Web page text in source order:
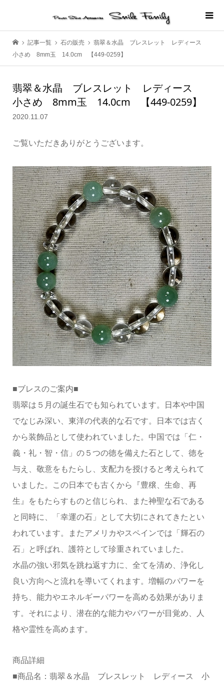
記事一覧 石の販売
翡翠＆水晶 ブレスレット レディース
小さめ 8mm玉 14.0cm 【449-0259】
翡翠＆水晶 ブレスレット レディース
小さめ 8mm玉 14.0cm 【449-0259】
2020.11.07
ご覧いただきありがとうございます。
■ブレスのご案内■
翡翠は５月の誕生石でも知られています。日本や中国
でなじみ深い、東洋の代表的な石です。日本では古く
から装飾品として使われていました。中国では「仁・
義・礼・智・信」の５つの徳を備えた石として、徳を
与え、敬意をもたらし、支配力を授けると考えられて
いました。この日本でも古くから『豊穣、生命、再
生』をもたらすものと信じられ、また神聖な石である
と同時に、「幸運の石」として大切にされてきたとい
われています。またアメリカやスペインでは「輝石の
石」と呼ばれ、護符として珍重されていました。
水晶の強い邪気を跳ね返す力に、全てを清め、浄化し
良い方向へと流れを導いてくれます。増幅のパワーを
持ち、能力やエネルギーパワーを高める効果がありま
す。それにより、潜在的な能力やパワーが目覚め、人
格や霊性を高めます。
商品詳細
■商品名：翡翠＆水晶 ブレスレット レディース 小